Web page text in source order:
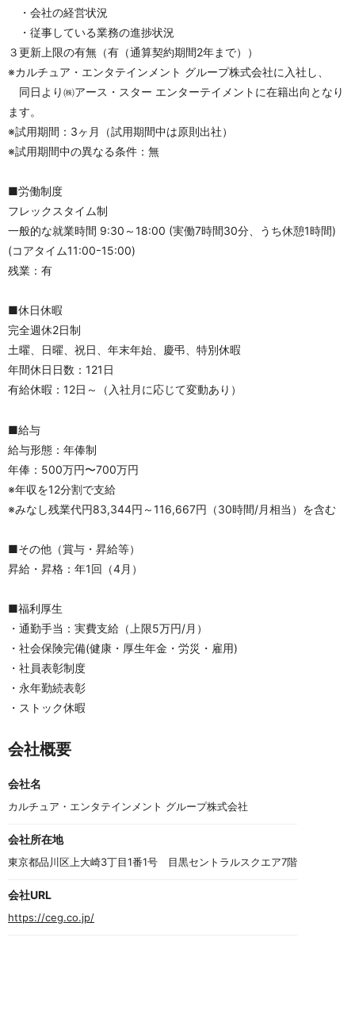
・会社の経営状況
・従事している業務の進捗状況
３更新上限の有無（有（通算契約期間2年まで））
※カルチュア・エンタテインメント グループ株式会社に入社し、
同日より㈱アース・スター エンターテイメントに在籍出向となり
ます。
※試用期間：3ヶ月（試用期間中は原則出社）
※試用期間中の異なる条件：無
■労働制度
フレックスタイム制
一般的な就業時間 9:30～18:00 (実働7時間30分、うち休憩1時間)
(コアタイム11:00ｰ15:00)
残業：有
■休日休暇
完全週休2日制
土曜、日曜、祝日、年末年始、慶弔、特別休暇
年間休日日数：121日
有給休暇：12日～（入社月に応じて変動あり）
■給与
給与形態：年俸制
年俸：500万円〜700万円
※年収を12分割で支給
※みなし残業代円83,344円～116,667円（30時間/月相当）を含む
■その他（賞与・昇給等）
昇給・昇格：年1回（4月）
■福利厚生
・通勤手当：実費支給（上限5万円/月）
・社会保険完備(健康・厚生年金・労災・雇用)
・社員表彰制度
・永年勤続表彰
・ストック休暇
会社概要
会社名
カルチュア・エンタテインメント グループ株式会社
会社所在地
東京都品川区上大崎3丁目1番1号　目黒セントラルスクエア7階
会社URL
https://ceg.co.jp/